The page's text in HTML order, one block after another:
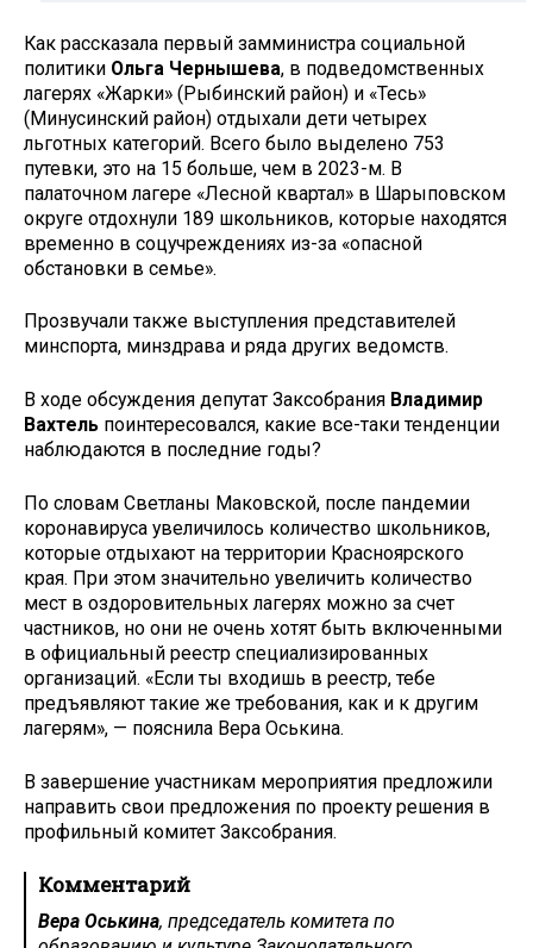
Как рассказала первый замминистра социальной
политики Ольга Чернышева, в подведомственных
лагерях «Жарки» (Рыбинский район) и «Тесь»
(Минусинский район) отдыхали дети четырех
льготных категорий. Всего было выделено 753
путевки, это на 15 больше, чем в 2023-­м. В
палаточном лагере «Лесной квартал» в Шарыповском
округе отдохнули 189 школьников, которые находятся
временно в соцучреждениях из-­за «опасной
обстановки в семье».
Прозвучали также выступления представителей
минспорта, минздрава и ряда других ведомств.
В ходе обсуждения депутат Заксобрания Владимир
Вахтель поинтересовался, какие все­-таки тенденции
наблюдаются в последние годы?
По словам Светланы Маковской, после пандемии
коронавируса увеличилось количество школьников,
которые отдыхают на территории Красноярского
края. При этом значительно увеличить количество
мест в оздоровительных лагерях можно за счет
частников, но они не очень хотят быть включенными
в официальный реестр специализированных
организаций. «Если ты входишь в реестр, тебе
предъявляют такие же требования, как и к другим
лагерям», — пояснила Вера Оськина.
В завершение участникам мероприятия предложили
направить свои предложения по проекту решения в
профильный комитет Заксобрания.
Комментарий
Вера Оськина, председатель комитета по